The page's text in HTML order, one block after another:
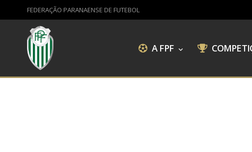
FEDERAÇÃO PARANAENSE DE FUTEBOL
A FPF